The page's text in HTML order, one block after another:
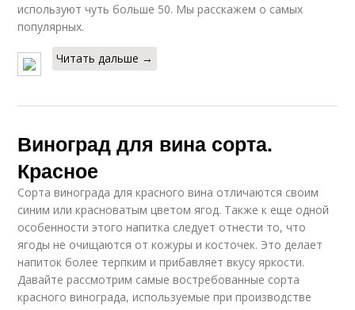
используют чуть больше 50. Мы расскажем о самых
популярных.
Читать дальше →
Виноград для вина сорта.
Красное
Сорта винограда для красного вина отличаются своим
синим или красноватым цветом ягод. Также к еще одной
особенности этого напитка следует отнести то, что
ягоды не очищаются от кожуры и косточек. Это делает
напиток более терпким и прибавляет вкусу яркости.
Давайте рассмотрим самые востребованные сорта
красного винограда, используемые при производстве